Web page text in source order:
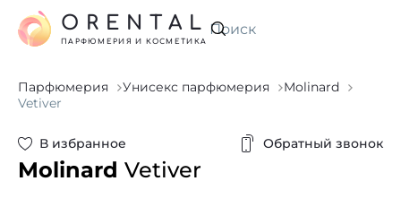
Искать
ORENTAL
ПАРФЮМЕРИЯ И КОСМЕТИКА
Парфюмерия Унисекс парфюмерия
Molinard
Vetiver
В избранное Обратный звонок
Molinard Vetiver